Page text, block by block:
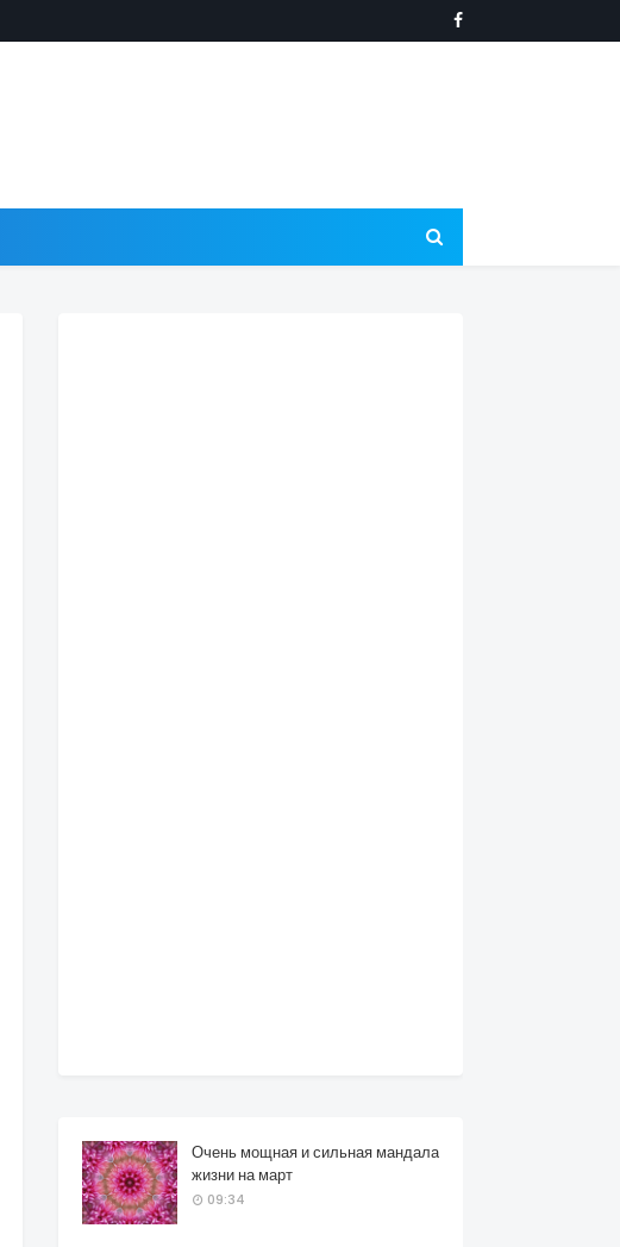
Очень мощная и сильная мандала
жизни на март
09:34